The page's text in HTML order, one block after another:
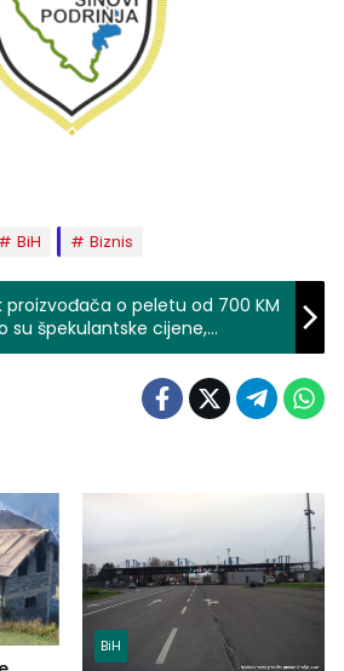
BiH Biznis
proizvođača o peletu od 700 KM
su špekulantske cijene,
biti
BiH